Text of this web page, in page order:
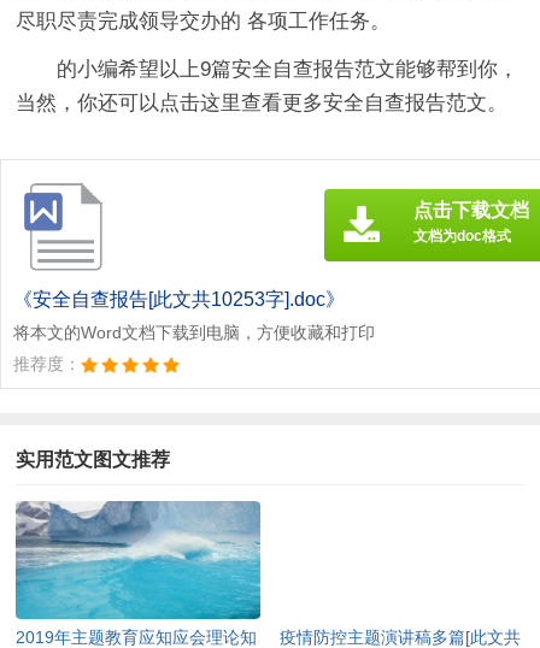
尽职尽责完成领导交办的 各项工作任务。
的小编希望以上9篇安全自查报告范文能够帮到你，
当然，你还可以点击这里查看更多安全自查报告范文。
《安全自查报告[此文共10253字].doc》
将本文的Word文档下载到电脑，方便收藏和打印
推荐度：
点击下载文档
文档为doc格式
实用范文图文推荐
2019年主题教育应知应会理论知
疫情防控主题演讲稿多篇[此文共